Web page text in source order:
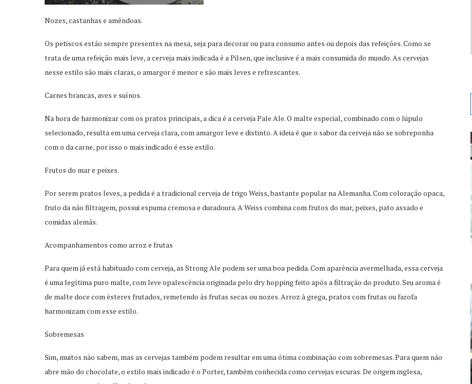
Nozes, castanhas e amêndoas.
Os petiscos estão sempre presentes na mesa, seja para decorar ou para consumo antes ou depois das refeições. Como se
trata de uma refeição mais leve, a cerveja mais indicada é a Pilsen, que inclusive é a mais consumida do mundo. As cervejas
nesse estilo são mais claras, o amargor é menor e são mais leves e refrescantes.
Carnes brancas, aves e suínos.
Na hora de harmonizar com os pratos principais, a dica é a cerveja Pale Ale. O malte especial, combinado com o lúpulo
selecionado, resulta em uma cerveja clara, com amargor leve e distinto. A ideia é que o sabor da cerveja não se sobreponha
com o da carne, por isso o mais indicado é esse estilo.
Frutos do mar e peixes.
Por serem pratos leves, a pedida é a tradicional cerveja de trigo Weiss, bastante popular na Alemanha. Com coloração opaca,
fruto da não filtragem, possui espuma cremosa e duradoura. A Weiss combina com frutos do mar, peixes, pato assado e
comidas alemãs.
Acompanhamentos como arroz e frutas
Para quem já está habituado com cerveja, as Strong Ale podem ser uma boa pedida. Com aparência avermelhada, essa cerveja
é uma legítima puro malte, com leve opalescência originada pelo dry hopping feito após a filtração do produto. Seu aroma é
de malte doce com ésteres frutados, remetendo às frutas secas ou nozes. Arroz à grega, pratos com frutas ou farofa
harmonizam com esse estilo.
Sobremesas
Sim, muitos não sabem, mas as cervejas também podem resultar em uma ótima combinação com sobremesas. Para quem não
abre mão do chocolate, o estilo mais indicado é o Porter, também conhecida como cervejas escuras. De origem inglesa,